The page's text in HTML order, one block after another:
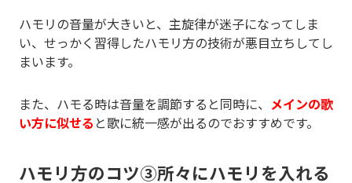
ハモリの音量が大きいと、主旋律が迷子になってしま
い、せっかく習得したハモリ方の技術が悪目立ちしてし
まいます。
また、ハモる時は音量を調節すると同時に、 メインの歌
い方に似せる と歌に統一感が出るのでおすすめです。
ハモリ方のコツ③所々にハモリを入れる